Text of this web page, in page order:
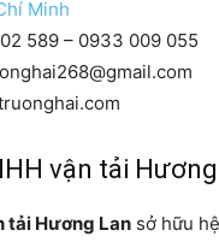
Minh
589 – 0933 009 055
vận tải
tải Hương Lan sở hữu